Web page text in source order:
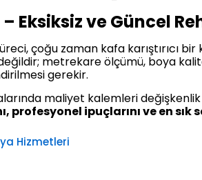
Eksiksiz ve Güncel
çoğu zaman kafa karıştırıcı bir
metrekare ölçümü, boya
gerekir.
maliyet kalemleri
ipuçlarını ve en sık
Hizmetleri